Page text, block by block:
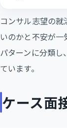
コンサル志望の
いのかと不安が
パターンに分類
ています。
ケース面